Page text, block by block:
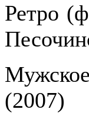
Ретро
(2007)